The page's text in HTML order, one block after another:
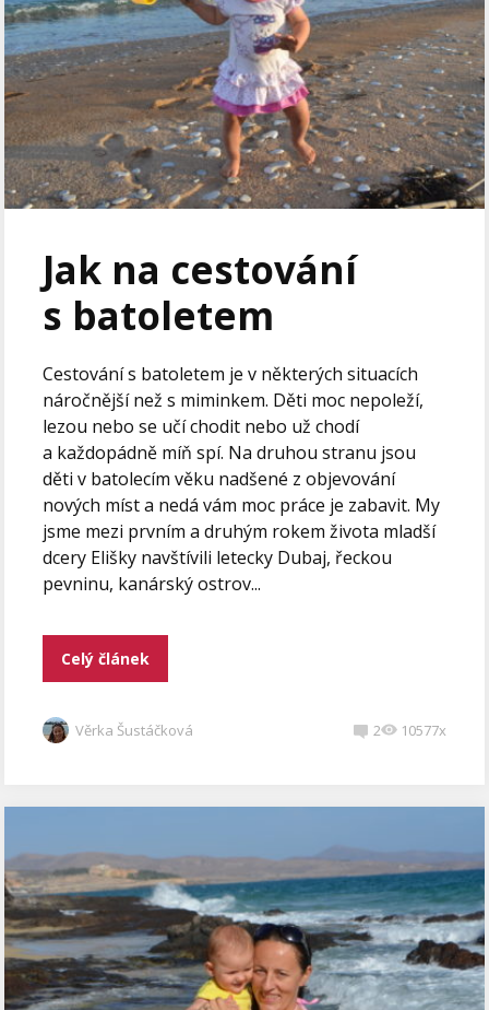
Jak na cestování
s batoletem
Cestování s batoletem je v některých situacích
náročnější než s miminkem. Děti moc nepoleží,
lezou nebo se učí chodit nebo už chodí
a každopádně míň spí. Na druhou stranu jsou
děti v batolecím věku nadšené z objevování
nových míst a nedá vám moc práce je zabavit. My
jsme mezi prvním a druhým rokem života mladší
dcery Elišky navštívili letecky Dubaj, řeckou
pevninu, kanárský ostrov...
Celý článek
Věrka Šustáčková 2 10577x